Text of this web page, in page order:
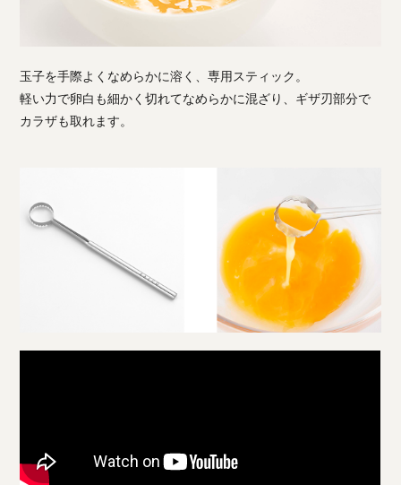
玉子を手際よくなめらかに溶く、専用スティック。
軽い力で卵白も細かく切れてなめらかに混ざり、ギザ刃部分で
カラザも取れます。